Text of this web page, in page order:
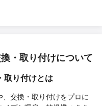
・取り付けについて
取り付けとは
交換・取り付けをプロに